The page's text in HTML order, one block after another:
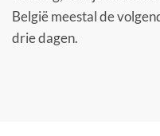
België meestal de
drie dagen.